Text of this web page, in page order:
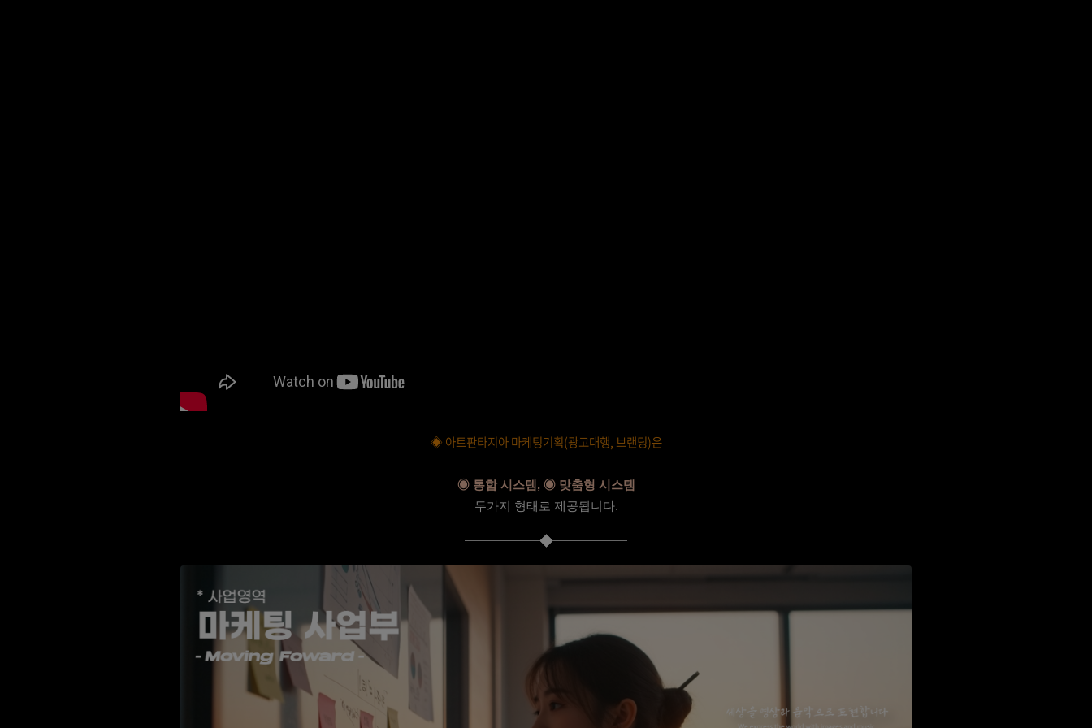
◈ 아트판타지아 마케팅기획(광고대행, 브랜딩)은
◉ 통합 시스템, ◉맞춤형 시스템
두가지 형태로 제공됩니다.